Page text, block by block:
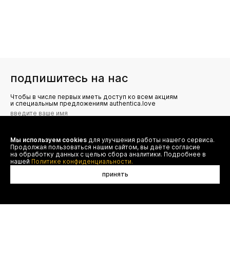
подпишитесь на нас
Чтобы в числе первых иметь доступ ко всем акциям
и специальным предложениям authentica.love
Я даю согласие на сбор, обработку и хранение моих
персональных данных (имя, email, телефон) для получения
рекламных и информационных рассылок от ООО 'БТ
Юнайтед', а также ознакомлен(а) с
Политикой конфиденциальности
Мы используем cookies для улучшения работы нашего сервиса.
Продолжая пользоваться нашим сайтом, вы даёте согласие
на обработку данных с целью сбора аналитики. Подробнее в
нашей Политике конфиденциальности.
принять